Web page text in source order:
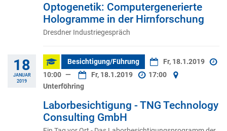
Optogenetik: Computergenerierte
Hologramme in der Hirnforschung
Dresdner Industriegespräch
18
JANUAR
2019
Besichtigung/Führung
Fr, 18.1.2019
10:00 — Fr, 18.1.2019
17:00
Unterföhring
Laborbesichtigung - TNG Technology
Consulting GmbH